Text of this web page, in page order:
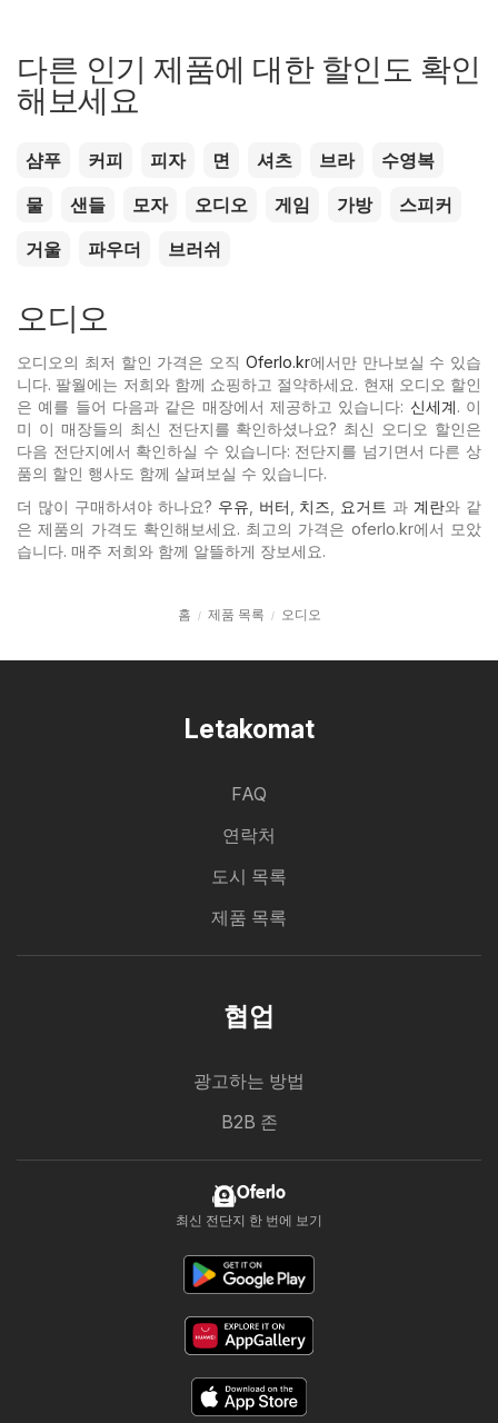
다른 인기 제품에 대한 할인도 확인
해보세요
샴푸 커피 피자 면 셔츠 브라
수영복
물
샌들 모자 오디오 게임 가방
스피커
거울
파우더 브러쉬
오디오
오디오의 최저 할인 가격은 오직 Oferlo.kr에서만 만나보실 수 있습
니다. 팔월에는 저희와 함께 쇼핑하고 절약하세요. 현재 오디오 할인
은 예를 들어 다음과 같은 매장에서 제공하고 있습니다: 신세계. 이
미 이 매장들의 최신 전단지를 확인하셨나요? 최신 오디오 할인은
다음 전단지에서 확인하실 수 있습니다: 전단지를 넘기면서 다른 상
품의 할인 행사도 함께 살펴보실 수 있습니다.
더 많이 구매하셔야 하나요? 우유 버터 치즈 요거트 과 계란와 같
은 제품의 가격도 확인해보세요. 최고의 가격은 oferlo.kr에서 모았
습니다. 매주 저희와 함께 알뜰하게 장보세요.
홈 제품 목록 오디오
Letakomat
FAQ
연락처
도시 목록
제품 목록
협업
광고하는 방법
B2B 존
Oferlo
최신 전단지 한 번에 보기